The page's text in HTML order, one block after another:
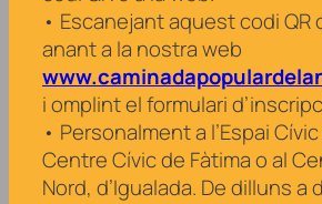
• Escanejant aquest codi QR
anant a la nostra web
i omplint el formulari
• Personalment a l’Espai
Centre Cívic de Fàtima o al
Nord, d’Igualada. De dilluns a